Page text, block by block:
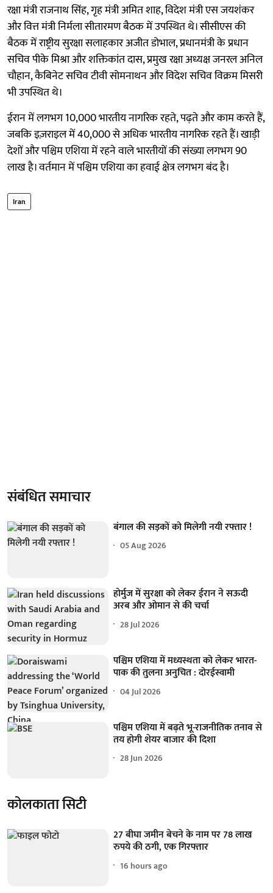
रक्षा मंत्री राजनाथ सिंह, गृह मंत्री अमित शाह, विदेश मंत्री एस जयशंकर
और वित्त मंत्री निर्मला सीतारमण बैठक में उपस्थित थे। सीसीएस की
बैठक में राष्ट्रीय सुरक्षा सलाहकार अजीत डोभाल, प्रधानमंत्री के प्रधान
सचिव पीके मिश्रा और शक्तिकांत दास, प्रमुख रक्षा अध्यक्ष जनरल अनिल
चौहान, कैबिनेट सचिव टीवी सोमनाथन और विदेश सचिव विक्रम मिसरी
भी उपस्थित थे।
ईरान में लगभग 10,000 भारतीय नागरिक रहते, पढ़ते और काम करते हैं,
जबकि इज़राइल में 40,000 से अधिक भारतीय नागरिक रहते हैं। खाड़ी
देशों और पश्चिम एशिया में रहने वाले भारतीयों की संख्या लगभग 90
लाख है। वर्तमान में पश्चिम एशिया का हवाई क्षेत्र लगभग बंद है।
Iran
संबंधित समाचार
बंगाल की सड़कों को मिलेगी नयी रफ्तार !
05 Aug 2026
होर्मुज में सुरक्षा को लेकर ईरान ने सऊदी
अरब और ओमान से की चर्चा
28 Jul 2026
पश्चिम एशिया में मध्यस्थता को लेकर भारत-
पाक की तुलना अनुचित : दोरईस्वामी
04 Jul 2026
पश्चिम एशिया में बढ़ते भू-राजनीतिक तनाव से
तय होगी शेयर बाजार की दिशा
28 Jun 2026
कोलकाता सिटी
27 बीघा जमीन बेचने के नाम पर 78 लाख
रुपये की ठगी, एक गिरफ्तार
16 hours ago